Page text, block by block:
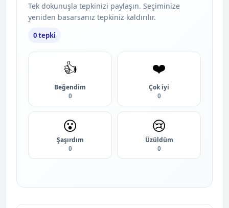
Tek dokunuşla tepkinizi paylaşın. Seçiminize
yeniden basarsanız tepkiniz kaldırılır.
0 tepki
👍
Beğendim
0
❤️
Çok iyi
0
😮
Şaşırdım
0
😢
Üzüldüm
0